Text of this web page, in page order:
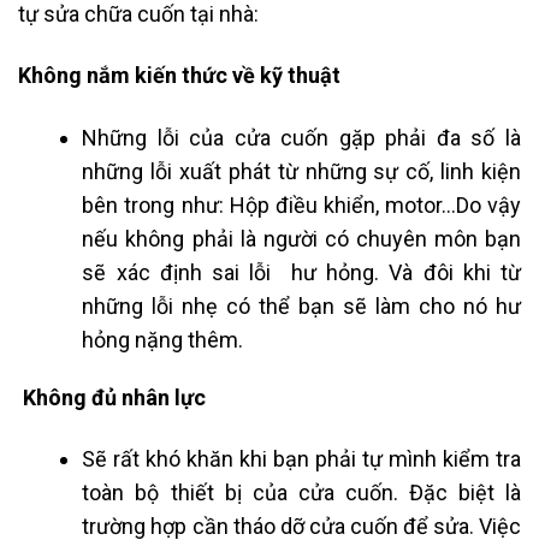
tự sửa chữa cuốn tại nhà:
Không nắm kiến thức về kỹ thuật
Những lỗi của cửa cuốn gặp phải đa số là
những lỗi xuất phát từ những sự cố, linh kiện
bên trong như: Hộp điều khiển, motor…Do vậy
nếu không phải là người có chuyên môn bạn
sẽ xác định sai lỗi hư hỏng. Và đôi khi từ
những lỗi nhẹ có thể bạn sẽ làm cho nó hư
hỏng nặng thêm.
Không đủ nhân lực
Sẽ rất khó khăn khi bạn phải tự mình kiểm tra
toàn bộ thiết bị của cửa cuốn. Đặc biệt là
trường hợp cần tháo dỡ cửa cuốn để sửa. Việc